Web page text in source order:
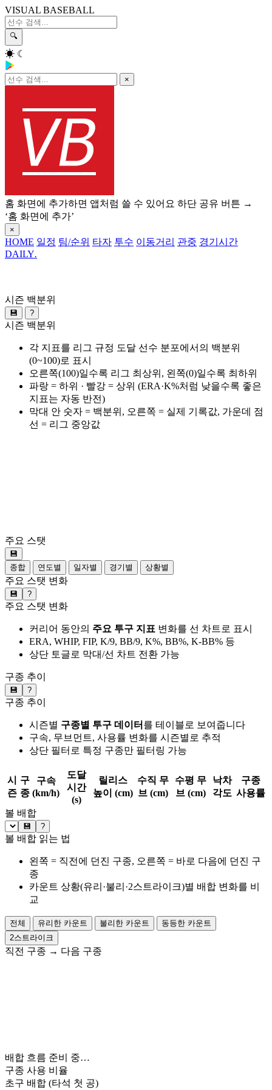
VISUAL BASEBALL
🔍
☀ ☾
×
홈 화면에 추가하면 앱처럼 쓸 수 있어요 하단 공유 버튼 →
‘홈 화면에 추가’
×
HOME 일정 팀/순위 타자 투수 이동거리 관중 경기시간
DAILY.
시즌 백분위
💾 ?
시즌 백분위
각 지표를 리그 규정 도달 선수 분포에서의 백분위
(0~100)로 표시
오른쪽(100)일수록 리그 최상위, 왼쪽(0)일수록 최하위
파랑 = 하위 · 빨강 = 상위 (ERA·K%처럼 낮을수록 좋은
지표는 자동 반전)
막대 안 숫자 = 백분위, 오른쪽 = 실제 기록값, 가운데 점
선 = 리그 중앙값
주요 스탯
💾
종합
연도별 일자별 경기별 상황별
주요 스탯 변화
💾 ?
주요 스탯 변화
커리어 동안의 주요 투구 지표 변화를 선 차트로 표시
ERA, WHIP, FIP, K/9, BB/9, K%, BB%, K-BB% 등
상단 토글로 막대/선 차트 전환 가능
구종 추이
💾 ?
구종 추이
시즌별 구종별 투구 데이터 를 테이블로 보여줍니다
구속, 무브먼트, 사용률 변화를 시즌별로 추적
상단 필터로 특정 구종만 필터링 가능
시
즌
구
종
구속
(km/h)
도달
시간
(s)
릴리스
높이 (cm)
수직 무
브 (cm)
수평 무
브 (cm)
낙차
각도
구종
사용률
볼 배합
💾 ?
볼 배합 읽는 법
왼쪽 = 직전에 던진 구종, 오른쪽 = 바로 다음에 던진 구
종
카운트 상황(유리·불리·2스트라이크)별 배합 변화를 비
교
전체 유리한 카운트 불리한 카운트
동등한 카운트
2스트라이크
직전 구종 → 다음 구종
배합 흐름 준비 중…
구종 사용 비율
초구 배합 (타석 첫 공)